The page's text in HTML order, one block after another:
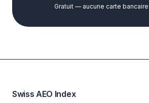
Gratuit — aucune carte
Swiss AEO Index